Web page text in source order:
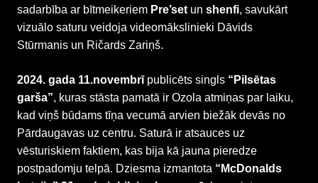
sadarbība ar bītmeikeriem Pre’set un shenfi, savukārt
vizuālo saturu veidoja videomākslinieki Dāvids
Stūrmanis un Ričards Zariņš.
2024. gada 11.novembrī publicēts singls “Pilsētas
garša”, kuras stāsta pamatā ir Ozola atmiņas par laiku,
kad viņš būdams tīņa vecumā arvien biežāk devās no
Pārdaugavas uz centru. Saturā ir atsauces uz
vēsturiskiem faktiem, kas bija kā jauna pieredze
postpadomju telpā. Dziesma izmantota “McDonalds